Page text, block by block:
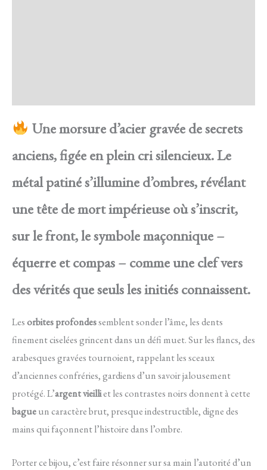
Une morsure d’acier gravée de secrets
anciens, figée en plein cri silencieux. Le
métal patiné s’illumine d’ombres, révélant
une tête de mort impérieuse où s’inscrit,
sur le front, le symbole maçonnique –
équerre et compas – comme une clef vers
des vérités que seuls les initiés connaissent.
Lesorbites profondessemblent sonder l’âme, les dents
finement ciselées grincent dans un défi muet. Sur les flancs, des
arabesques gravées tournoient, rappelant les sceaux
d’anciennes confréries, gardiens d’un savoir jalousement
protégé. L’argent vieilliet les contrastes noirs donnent à cette
bagueun caractère brut, presque indestructible, digne des
mains qui façonnent l’histoire dans l’ombre.
Porter ce bijou, c’est faire résonner sur sa main l’autorité d’un